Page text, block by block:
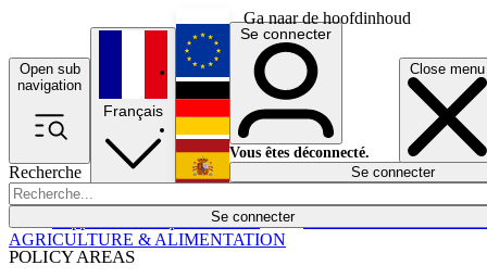
Ga naar de hoofdinhoud
Open sub
navigation
Close menu
Recherche
Se connecter
POLICY AREAS
Économie
Français
English
Deutsch
Español
Se connecter
Vous êtes déconnecté.
Se connecter
AGRICULTURE & ALIMENTATION